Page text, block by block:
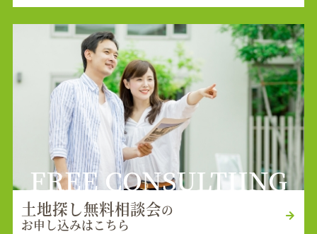
FREE CONSULTIING
土地探し無料相談会の
お申し込みはこちら